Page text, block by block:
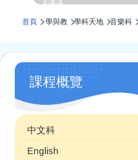
導
航
連
結
首頁 學與教 學科天地 音樂科
學
科
天
地
課程概覽
中文科
English